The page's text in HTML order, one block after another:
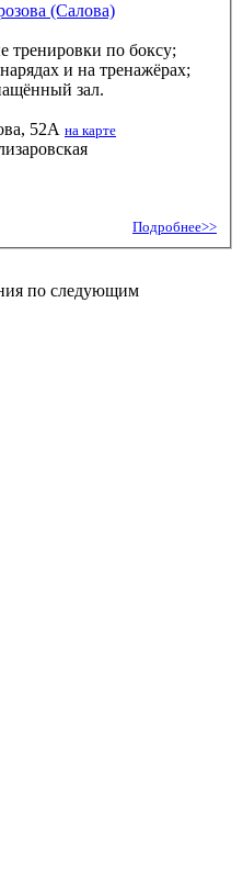
(Салова)
тренировки по боксу;
и на тренажёрах;
зал.
52А на карте
Подробнее>>
по следующим